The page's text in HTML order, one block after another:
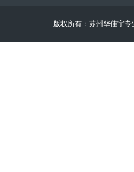
版权所有：苏州华佳宇